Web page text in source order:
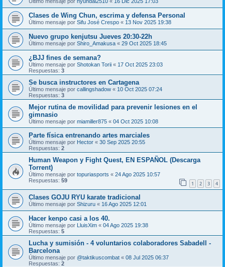
Clases de Wing Chun, escrima y defensa Personal
Último mensaje por Sifu José Crespo « 13 Nov 2025 19:38
Nuevo grupo kenjutsu Jueves 20:30-22h
Último mensaje por Shiro_Amakusa « 29 Oct 2025 18:45
¿BJJ fines de semana?
Último mensaje por Shotokan Torii « 17 Oct 2025 23:03
Respuestas: 3
Se busca instructores en Cartagena
Último mensaje por callingshadow « 10 Oct 2025 07:24
Respuestas: 3
Mejor rutina de movilidad para prevenir lesiones en el
gimnasio
Último mensaje por miamiller875 « 04 Oct 2025 10:08
Parte física entrenando artes marciales
Último mensaje por Hector « 30 Sep 2025 20:55
Respuestas: 2
Human Weapon y Fight Quest, EN ESPAÑOL (Descarga
Torrent)
Último mensaje por topuriasports « 24 Ago 2025 10:57
Respuestas: 59 1 2 3 4
Clases GOJU RYU karate tradicional
Último mensaje por Shizuru « 16 Ago 2025 12:01
Hacer kenpo casi a los 40.
Último mensaje por LluisXim « 04 Ago 2025 19:38
Respuestas: 5
Lucha y sumisión - 4 voluntarios colaboradores Sabadell -
Barcelona
Último mensaje por @taktikuscombat « 08 Jul 2025 06:37
Respuestas: 2